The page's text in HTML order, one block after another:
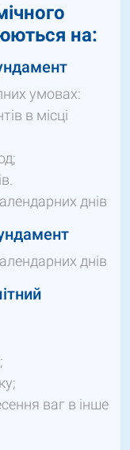
на:
умовах:
в місці
днів
днів
ваг в інше